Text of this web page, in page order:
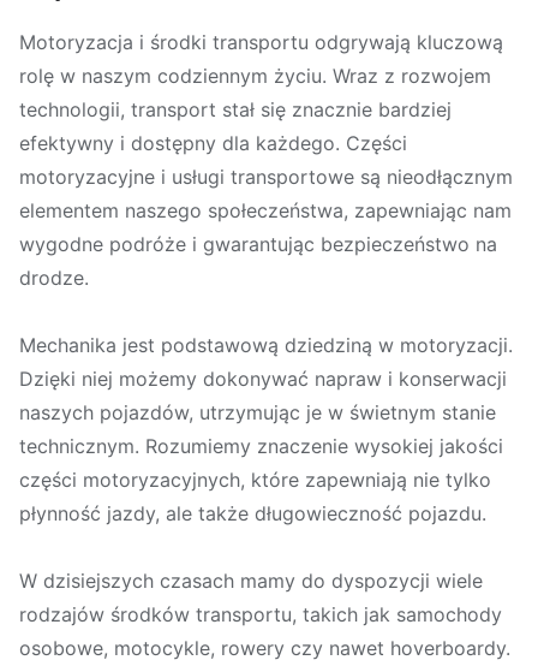
Motoryzacja i środki transportu odgrywają kluczową
rolę w naszym codziennym życiu. Wraz z rozwojem
technologii, transport stał się znacznie bardziej
efektywny i dostępny dla każdego. Części
motoryzacyjne i usługi transportowe są nieodłącznym
elementem naszego społeczeństwa, zapewniając nam
wygodne podróże i gwarantując bezpieczeństwo na
drodze.
Mechanika jest podstawową dziedziną w motoryzacji.
Dzięki niej możemy dokonywać napraw i konserwacji
naszych pojazdów, utrzymując je w świetnym stanie
technicznym. Rozumiemy znaczenie wysokiej jakości
części motoryzacyjnych, które zapewniają nie tylko
płynność jazdy, ale także długowieczność pojazdu.
W dzisiejszych czasach mamy do dyspozycji wiele
rodzajów środków transportu, takich jak samochody
osobowe, motocykle, rowery czy nawet hoverboardy.